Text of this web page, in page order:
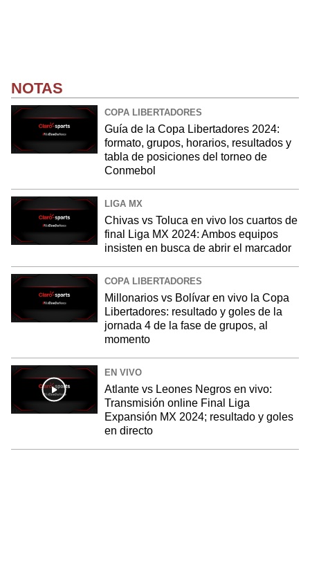
NOTAS
COPA LIBERTADORES
Guía de la Copa Libertadores 2024:
formato, grupos, horarios, resultados y
tabla de posiciones del torneo de
Conmebol
LIGA MX
Chivas vs Toluca en vivo los cuartos de
final Liga MX 2024: Ambos equipos
insisten en busca de abrir el marcador
COPA LIBERTADORES
Millonarios vs Bolívar en vivo la Copa
Libertadores: resultado y goles de la
jornada 4 de la fase de grupos, al
momento
EN VIVO
Atlante vs Leones Negros en vivo:
Transmisión online Final Liga
Expansión MX 2024; resultado y goles
en directo